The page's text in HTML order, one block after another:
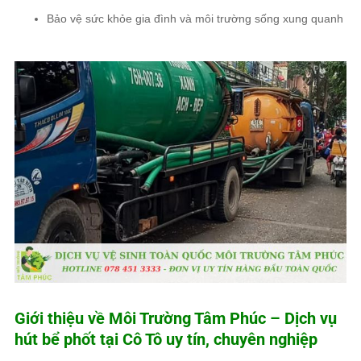
Bảo vệ sức khỏe gia đình và môi trường sống xung quanh
Giới thiệu về Môi Trường Tâm Phúc – Dịch vụ
hút bể phốt tại Cô Tô uy tín, chuyên nghiệp